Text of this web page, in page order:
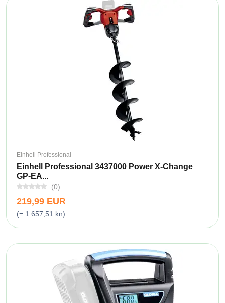
Einhell Professional
Einhell Professional 3437000 Power X-Change
GP-EA...
(0)
219,99 EUR
(= 1.657,51 kn)